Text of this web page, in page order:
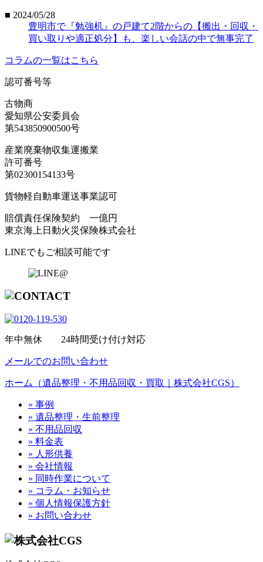
■ 2024/05/28
豊明市で『勉強机』の戸建て2階からの【搬出・回収・
買い取りや適正処分】も、楽しい会話の中で無事完了
コラムの一覧はこちら
認可番号等
古物商
愛知県公安委員会
第543850900500号
産業廃棄物収集運搬業
許可番号
第02300154133号
貨物軽自動車運送事業認可
賠償責任保険契約 一億円
東京海上日動火災保険株式会社
LINEでもご相談可能です
年中無休 24時間受け付け対応
メールでのお問い合わせ
ホーム（遺品整理・不用品回収・買取｜株式会社CGS）
» 事例
» 遺品整理・生前整理
» 不用品回収
» 料金表
» 人形供養
» 会社情報
» 同時作業について
» コラム・お知らせ
» 個人情報保護方針
» お問い合わせ